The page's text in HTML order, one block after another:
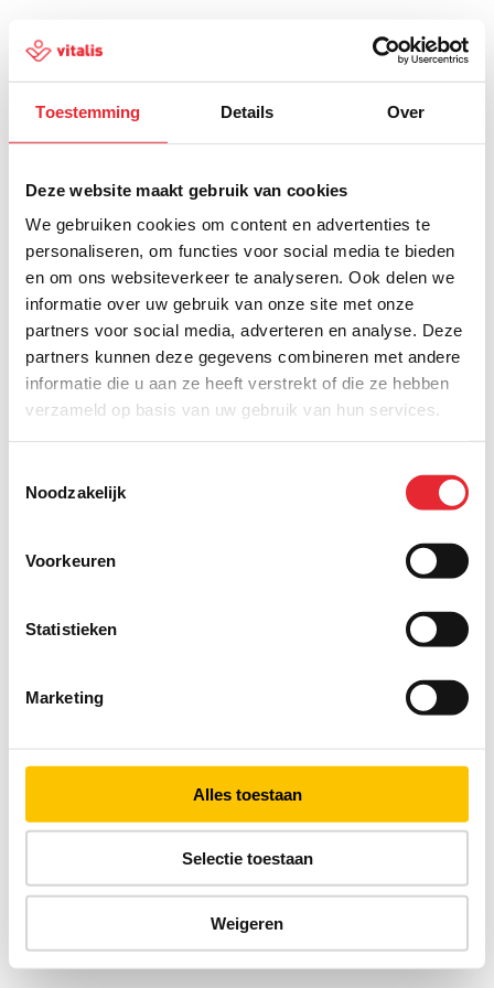
Toestemming Details Over
Deze website maakt gebruik van cookies
We gebruiken cookies om content en advertenties te
personaliseren, om functies voor social media te bieden
en om ons websiteverkeer te analyseren. Ook delen we
informatie over uw gebruik van onze site met onze
partners voor social media, adverteren en analyse. Deze
partners kunnen deze gegevens combineren met andere
informatie die u aan ze heeft verstrekt of die ze hebben
verzameld op basis van uw gebruik van hun services.
Noodzakelijk
Voorkeuren
Statistieken
Marketing
Alles toestaan
Selectie toestaan
Weigeren
500
Er is iets fout gegaan
Probeer het later opnieuw of ga terug naar de
homepagina.